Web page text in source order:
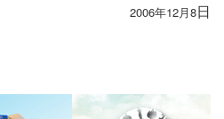
2006年12月8日